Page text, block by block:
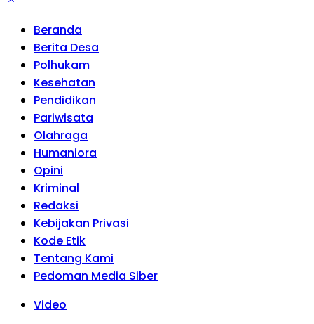
Beranda
Berita Desa
Polhukam
Kesehatan
Pendidikan
Pariwisata
Olahraga
Humaniora
Opini
Kriminal
Redaksi
Kebijakan Privasi
Kode Etik
Tentang Kami
Pedoman Media Siber
Video